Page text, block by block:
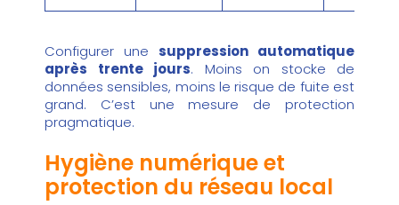
Configurer une suppression automatique
après trente jours. Moins on stocke de
données sensibles, moins le risque de fuite est
grand. C’est une mesure de protection
pragmatique.
Hygiène numérique et
protection du réseau local